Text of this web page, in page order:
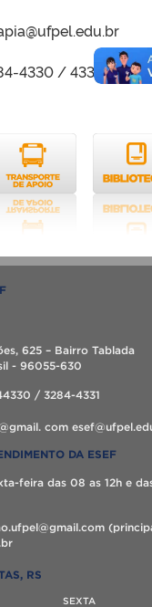
4330 / 4331
625 – Bairro Tablada
- 96055-630
/ 3284-4331
com
DA ESEF
feira das 08 as 12h e
RS
SEXTA